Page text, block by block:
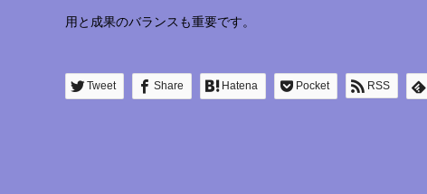
用と成果のバランスも重要です。
Tweet Share Hatena Pocket RSS